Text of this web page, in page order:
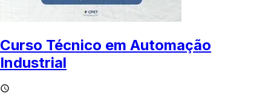
Curso Técnico em Automação
Industrial